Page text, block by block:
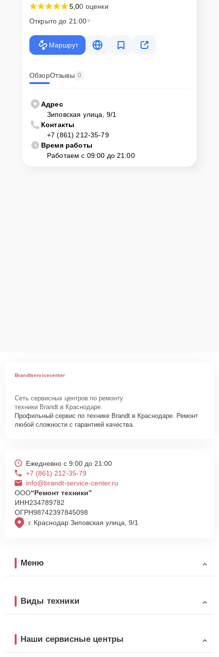
0811 K нужно просто оставитьЗаявку на сайте
оперативно проконсультируют по всем необходимым вопросам,
доставки или оформят выезд мастера в удобное время и место.
5,00 оценки
Открыто до 21:00
Маршрут
ОбзорОтзывы 0
Адрес
Зиповская улица, 9/1
Контакты
+7 (861) 212-35-79
Время работы
Работаем с 09:00 до 21:00
Brandtservicecenter
Сеть сервисных центров по ремонту
техники Brandt в Краснодаре.
Профильный сервис по технике Brandt в Краснодаре. Ремонт
любой сложности с гарантией качества.
г. Краснодар Зиповская улица, 9/1
Ежедневно с 9:00 до 21:00
+7 (861) 212-35-79
info@brandt-service-center.ru
ООО“Ремонт техники”
ИНН234789782
ОГРН98742397845098
Меню
Виды техники
Наши сервисные центры